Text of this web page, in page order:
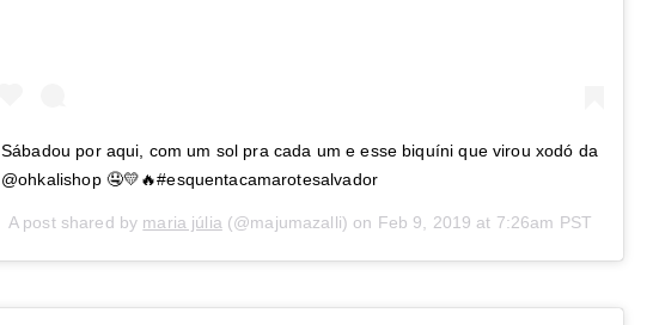
Sábadou por aqui, com um sol pra cada um e esse biquíni que virou xodó da
@ohkalishop 🤤💛🔥#esquentacamarotesalvador
A post shared by maria júlia(@majumazalli) on Feb 9, 2019 at 7:26am PST